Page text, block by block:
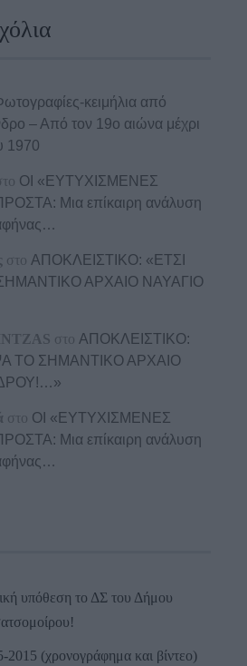
κειμήλια από
– Από τον 19ο αιώνα μέχρι
1970
ΟΙ «ΕΥΤΥΧΙΣΜΕΝΕΣ
Μια επίκαιρη ανάλυση
στο ΑΠΟΚΛΕΙΣΤΙΚΟ: «ΕΤΣΙ
ΑΡΧΑΙΟ ΝΑΥΑΓΙΟ
στο ΑΠΟΚΛΕΙΣΤΙΚΟ:
ΤΟ ΣΗΜΑΝΤΙΚΟ ΑΡΧΑΙΟ
στο ΟΙ «ΕΥΤΥΧΙΣΜΕΝΕΣ
Μια επίκαιρη ανάλυση
υπόθεση το ΔΣ του Δήμου
2015 (χρονογράφημα και βίντεο)